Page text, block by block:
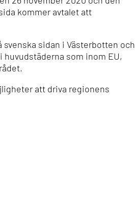
kommer avtalet att
sidan i Västerbotten och
som inom EU,
att driva regionens